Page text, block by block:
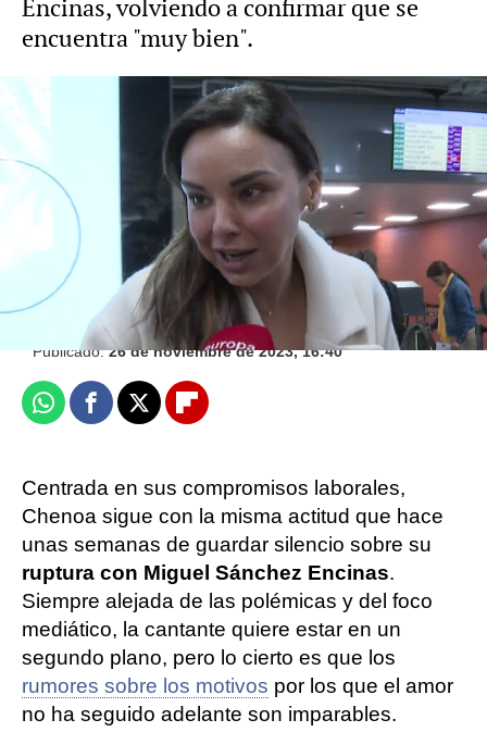
Encinas, volviendo a confirmar que se
encuentra "muy bien".
Chenoa afirma que no va a hablar de "cosas
delicadas" cuando le preguntan por Miguel
Sánchez Encinas
Europa Press
Publicado:26 de noviembre de 2023, 16:40
WhatsappFacebook
X Flipboard
Centrada en sus compromisos laborales,
Chenoa sigue con la misma actitud que hace
unas semanas de guardar silencio sobre su
ruptura con Miguel Sánchez Encinas.
Siempre alejada de las polémicas y del foco
mediático, la cantante quiere estar en un
segundo plano, pero lo cierto es que los
rumores sobre los motivos por los que el amor
no ha seguido adelante son imparables.